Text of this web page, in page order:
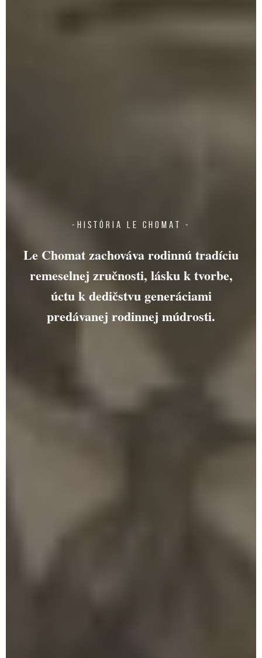
NÁŠ ODKAZ
NOVINKY
PARTNERI
MATERIÁLY
NAŠA PRÁCA
KONTAKT
-HISTÓRIA LE CHOMAT -
Le Chomat zachováva rodinnú tradíciu
remeselnej zručnosti, lásku k tvorbe,
úctu k dedičstvu generáciami
predávanej rodinnej múdrosti.